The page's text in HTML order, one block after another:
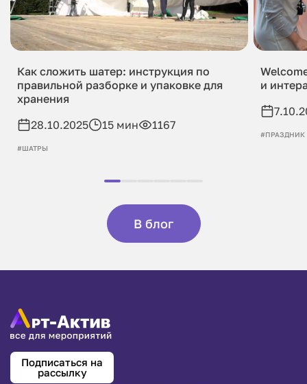
Как сложить шатер: инструкция по
правильной разборке и упаковке для
хранения
28.10.2025
15 мин 1167
#ШАТРЫ
и
#ПРАЗДНИК
В блог
Подписаться на
рассылку